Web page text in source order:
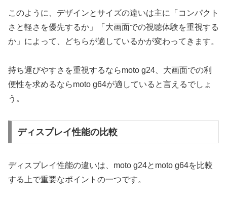
このように、デザインとサイズの違いは主に「コンパクト
さと軽さを優先するか」「大画面での視聴体験を重視する
か」によって、どちらが適しているかが変わってきます。
持ち運びやすさを重視するならmoto g24、大画面での利
便性を求めるならmoto g64が適していると言えるでしょ
う。
ディスプレイ性能の比較
ディスプレイ性能の違いは、moto g24とmoto g64を比較
する上で重要なポイントの一つです。